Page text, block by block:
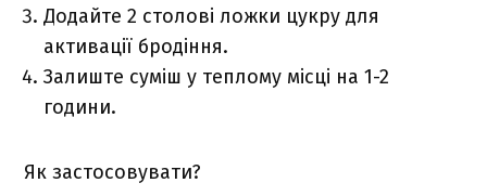
Додайте 2 столові ложки цукру для
активації бродіння.
Залиште суміш у теплому місці на 1-2
години.
Як застосовувати?